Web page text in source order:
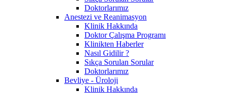
Doktorlarımız
Anestezi ve Reanimasyon
Klinik Hakkında
Doktor Çalışma Programı
Klinikten Haberler
Nasıl Gidilir ?
Sıkça Sorulan Sorular
Doktorlarımız
Bevliye - Üroloji
Klinik Hakkında